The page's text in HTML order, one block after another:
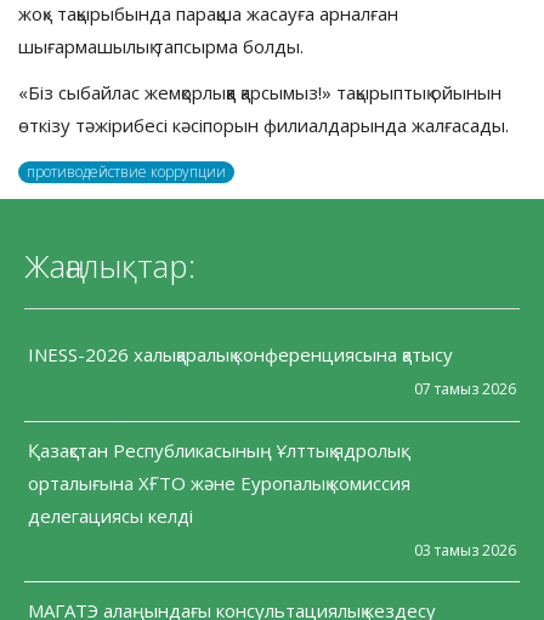
жоқ» тақырыбында парақша жасауға арналған
шығармашылық тапсырма болды.
«Біз сыбайлас жемқорлыққа қарсымыз!» тақырыптық ойынын
өткізу тәжірибесі кәсіпорын филиалдарында жалғасады.
противодействие коррупции
Жаңалықтар:
INESS-2026 халықаралық конференциясына қатысу
07 тамыз 2026
Қазақстан Республикасының Ұлттық ядролық
орталығына ХҒТО және Еуропалық комиссия
делегациясы келді
03 тамыз 2026
МАГАТЭ алаңындағы консультациялық кездесу